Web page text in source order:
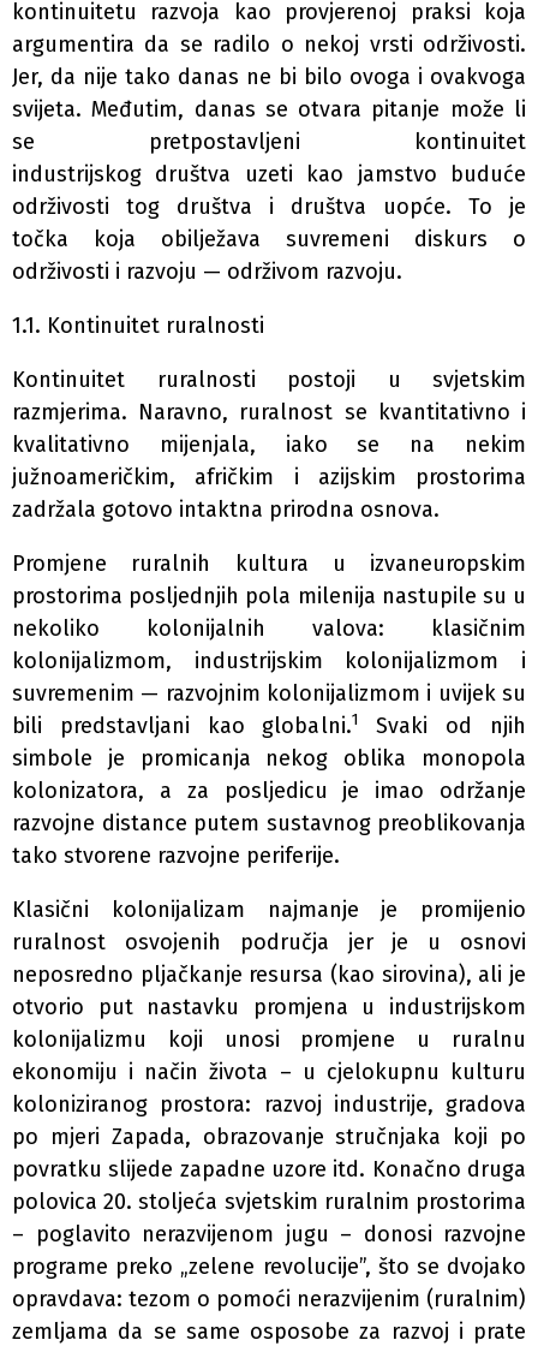
kontinuitetu razvoja kao provjerenoj praksi koja
argumentira da se radilo o nekoj vrsti održivosti.
Jer, da nije tako danas ne bi bilo ovoga i ovakvoga
svijeta. Međutim, danas se otvara pitanje može li
se pretpostavljeni kontinuitet
industrijskog društva uzeti kao jamstvo buduće
održivosti tog društva i društva uopće. To je
točka koja obilježava suvremeni diskurs o
održivosti i razvoju — održivom razvoju.
1.1. Kontinuitet ruralnosti
Kontinuitet ruralnosti postoji u svjetskim
razmjerima. Naravno, ruralnost se kvantitativno i
kvalitativno mijenjala, iako se na nekim
južnoameričkim, afričkim i azijskim prostorima
zadržala gotovo intaktna prirodna osnova.
Promjene ruralnih kultura u izvaneuropskim
prostorima posljednjih pola milenija nastupile su u
nekoliko kolonijalnih valova: klasičnim
kolonijalizmom, industrijskim kolonijalizmom i
suvremenim — razvojnim kolonijalizmom i uvijek su
bili predstavljani kao globalni.1
Svaki od njih
simbole je promicanja nekog oblika monopola
kolonizatora, a za posljedicu je imao održanje
razvojne distance putem sustavnog preoblikovanja
tako stvorene razvojne periferije.
Klasični kolonijalizam najmanje je promijenio
ruralnost osvojenih područja jer je u osnovi
neposredno pljačkanje resursa (kao sirovina), ali je
otvorio put nastavku promjena u industrijskom
kolonijalizmu koji unosi promjene u ruralnu
ekonomiju i način života – u cjelokupnu kulturu
koloniziranog prostora: razvoj industrije, gradova
po mjeri Zapada, obrazovanje stručnjaka koji po
povratku slijede zapadne uzore itd. Konačno druga
polovica 20. stoljeća svjetskim ruralnim prostorima
– poglavito nerazvijenom jugu – donosi razvojne
programe preko „zelene revolucije”, što se dvojako
opravdava: tezom o pomoći nerazvijenim (ruralnim)
zemljama da se same osposobe za razvoj i prate